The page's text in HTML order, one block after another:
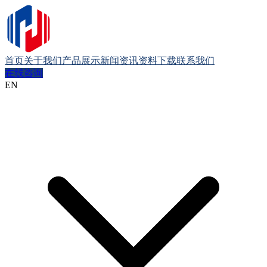
首页关于我们产品展示新闻资讯资料下载联系我们
在线咨询
EN